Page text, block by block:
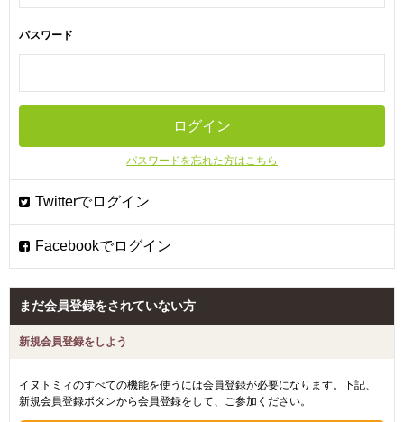
パスワード
パスワードを忘れた方はこちら
まだ会員登録をされていない方
新規会員登録をしよう
イヌトミィのすべての機能を使うには会員登録が必要になります。下記、
新規会員登録ボタンから会員登録をして、ご参加ください。